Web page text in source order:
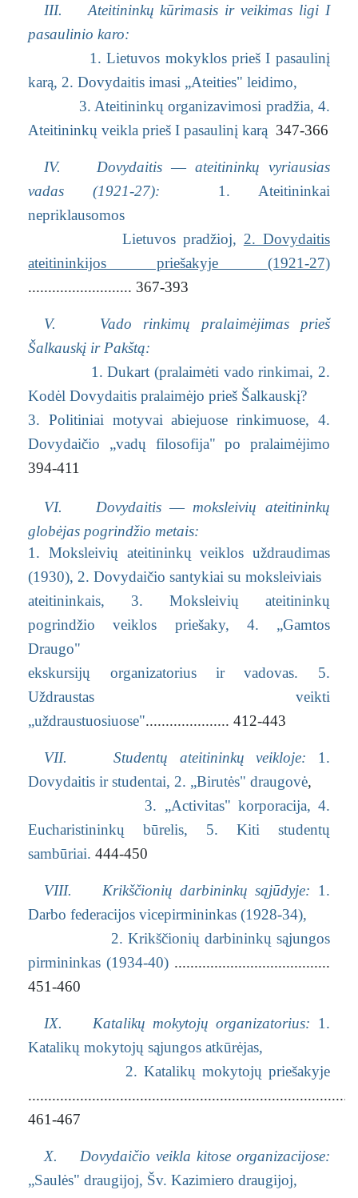
III. Ateitininkų kūrimasis ir veikimas ligi I
pasaulinio karo:
1. Lietuvos mokyklos prieš I pasaulinį
karą, 2. Dovydaitis imasi „Ateities" leidimo,
3. Ateitininkų organizavimosi pradžia, 4.
Ateitininkų veikla prieš I pasaulinį karą 347-366
IV. Dovydaitis— ateitininkų vyriausias
vadas (1921-27):
1. Ateitininkai
nepriklausomos
Lietuvos pradžioj, 2. Dovydaitis
ateitininkijos priešakyje (1921-27)
.......................... 367-393
V. Vado rinkimų pralaimėjimas prieš
Šalkauskį ir Pakštą:
1. Dukart (pralaimėti vado rinkimai, 2.
Kodėl Dovydaitis pralaimėjo prieš Šalkauskį?
3. Politiniai motyvai abiejuose rinkimuose, 4.
Dovydaičio „vadų filosofija" po pralaimėjimo
394-411
VI. Dovydaitis— moksleivių ateitininkų
globėjas pogrindžio metais:
1. Moksleivių ateitininkų veiklos uždraudimas
(1930), 2. Dovydaičio santykiai su moksleiviais
ateitininkais,
3. Moksleivių ateitininkų
pogrindžio veiklos priešaky,
4. „Gamtos
Draugo"
ekskursijų organizatorius ir vadovas.
5.
Uždraustas veikti
„uždraustuosiuose"..................... 412-443
VII. Studentų ateitininkų veikloje:
1.
Dovydaitis ir studentai, 2. „Birutės" draugovė,
3. „Activitas" korporacija, 4.
Eucharistininkų būrelis,
5. Kiti studentų
sambūriai. 444-450
VIII. Krikščionių darbininkų sąjūdyje: 1.
Darbo federacijos vicepirmininkas (1928-34),
2. Krikščionių darbininkų sąjungos
pirmininkas (1934-40) .......................................
451-460
IX. Katalikų mokytojų organizatorius: 1.
Katalikų mokytojų sąjungos atkūrėjas,
2. Katalikų mokytojų priešakyje
461-467
X. Dovydaičio veikla kitose organizacijose:
„Saulės" draugijoj, Šv. Kazimiero draugijoj,